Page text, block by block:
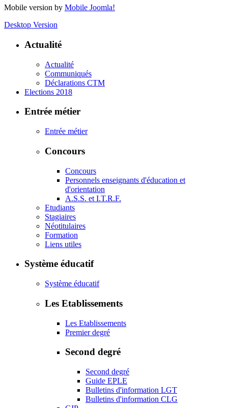
Mobile version by Mobile Joomla!
Desktop Version
Actualité
Actualité
Communiqués
Déclarations CTM
Elections 2018
Entrée métier
Entrée métier
Concours
Concours
Personnels enseignants d'éducation et
d'orientation
A.S.S. et I.T.R.F.
Etudiants
Stagiaires
Néotitulaires
Formation
Liens utiles
Système éducatif
Système éducatif
Les Etablissements
Les Etablissements
Premier degré
Second degré
Second degré
Guide EPLE
Bulletins d'information LGT
Bulletins d'information CLG